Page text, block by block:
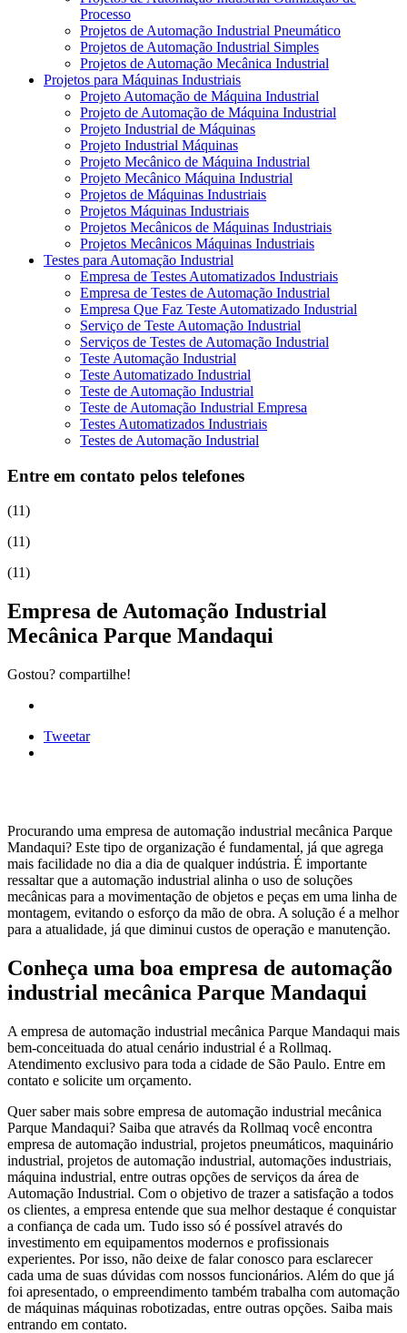
Processo
Projetos de Automação Industrial Pneumático
Projetos de Automação Industrial Simples
Projetos de Automação Mecânica Industrial
Projetos para Máquinas Industriais
Projeto Automação de Máquina Industrial
Projeto de Automação de Máquina Industrial
Projeto Industrial de Máquinas
Projeto Industrial Máquinas
Projeto Mecânico de Máquina Industrial
Projeto Mecânico Máquina Industrial
Projetos de Máquinas Industriais
Projetos Máquinas Industriais
Projetos Mecânicos de Máquinas Industriais
Projetos Mecânicos Máquinas Industriais
Testes para Automação Industrial
Empresa de Testes Automatizados Industriais
Empresa de Testes de Automação Industrial
Empresa Que Faz Teste Automatizado Industrial
Serviço de Teste Automação Industrial
Serviços de Testes de Automação Industrial
Teste Automação Industrial
Teste Automatizado Industrial
Teste de Automação Industrial
Teste de Automação Industrial Empresa
Testes Automatizados Industriais
Testes de Automação Industrial
Entre em contato pelos telefones
(11)
(11)
(11)
Empresa de Automação Industrial
Mecânica Parque Mandaqui
Gostou? compartilhe!
Tweetar
Procurando uma empresa de automação industrial mecânica Parque
Mandaqui? Este tipo de organização é fundamental, já que agrega
mais facilidade no dia a dia de qualquer indústria. É importante
ressaltar que a automação industrial alinha o uso de soluções
mecânicas para a movimentação de objetos e peças em uma linha de
montagem, evitando o esforço da mão de obra. A solução é a melhor
para a atualidade, já que diminui custos de operação e manutenção.
Conheça uma boa empresa de automação
industrial mecânica Parque Mandaqui
A empresa de automação industrial mecânica Parque Mandaqui mais
bem-conceituada do atual cenário industrial é a Rollmaq.
Atendimento exclusivo para toda a cidade de São Paulo. Entre em
contato e solicite um orçamento.
Quer saber mais sobre empresa de automação industrial mecânica
Parque Mandaqui? Saiba que através da Rollmaq você encontra
empresa de automação industrial, projetos pneumáticos, maquinário
industrial, projetos de automação industrial, automações industriais,
máquina industrial, entre outras opções de serviços da área de
Automação Industrial. Com o objetivo de trazer a satisfação a todos
os clientes, a empresa entende que sua melhor destaque é conquistar
a confiança de cada um. Tudo isso só é possível através do
investimento em equipamentos modernos e profissionais
experientes. Por isso, não deixe de falar conosco para esclarecer
cada uma de suas dúvidas com nossos funcionários. Além do que já
foi apresentado, o empreendimento também trabalha com automação
de máquinas máquinas robotizadas, entre outras opções. Saiba mais
entrando em contato.